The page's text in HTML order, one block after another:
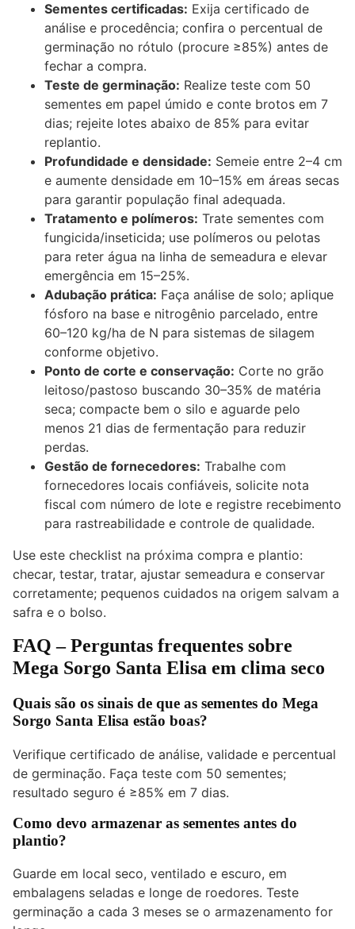
Sementes certificadas: Exija certificado de
análise e procedência; confira o percentual de
germinação no rótulo (procure ≥85%) antes de
fechar a compra.
Teste de germinação: Realize teste com 50
sementes em papel úmido e conte brotos em 7
dias; rejeite lotes abaixo de 85% para evitar
replantio.
Profundidade e densidade: Semeie entre 2–4 cm
e aumente densidade em 10–15% em áreas secas
para garantir população final adequada.
Tratamento e polímeros: Trate sementes com
fungicida/inseticida; use polímeros ou pelotas
para reter água na linha de semeadura e elevar
emergência em 15–25%.
Adubação prática: Faça análise de solo; aplique
fósforo na base e nitrogênio parcelado, entre
60–120 kg/ha de N para sistemas de silagem
conforme objetivo.
Ponto de corte e conservação: Corte no grão
leitoso/pastoso buscando 30–35% de matéria
seca; compacte bem o silo e aguarde pelo
menos 21 dias de fermentação para reduzir
perdas.
Gestão de fornecedores: Trabalhe com
fornecedores locais confiáveis, solicite nota
fiscal com número de lote e registre recebimento
para rastreabilidade e controle de qualidade.
Use este checklist na próxima compra e plantio:
checar, testar, tratar, ajustar semeadura e conservar
corretamente; pequenos cuidados na origem salvam a
safra e o bolso.
FAQ – Perguntas frequentes sobre
Mega Sorgo Santa Elisa em clima seco
Quais são os sinais de que as sementes do Mega
Sorgo Santa Elisa estão boas?
Verifique certificado de análise, validade e percentual
de germinação. Faça teste com 50 sementes;
resultado seguro é ≥85% em 7 dias.
Como devo armazenar as sementes antes do
plantio?
Guarde em local seco, ventilado e escuro, em
embalagens seladas e longe de roedores. Teste
germinação a cada 3 meses se o armazenamento for